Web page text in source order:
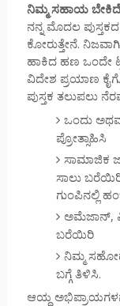
ನಿಮ್ಮ ಸಹಾಯ
ನನ್ನ ಮೊದಲ
ಕೋರುತ್ತೇನೆ.
ಹಾಕಿದ ಹಣ ಒಂದೇ
ವಿದೇಶ ಪ್ರಯಾಣ
ಪುಸ್ತಕ ತಲುಪಲು
ಒಂದು
ಪ್ರೋತ್ಸಾಹಿಸಿ
ಸಾಮಾಜಿಕ
ಸಾಲು
ಗುಂಪಿನಲ್ಲಿ
ಅಮೆಜಾನ್,
ಬರೆಯಿರಿ
ನಿಮ್ಮ
ಬಗ್ಗೆ ತಿಳಿಸಿ.
ಆಯ್ದ